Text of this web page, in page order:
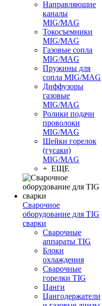
Направляющие
каналы
MIG/MAG
Токосъемники
MIG/MAG
Газовые сопла
MIG/MAG
Пружины для
сопла MIG/MAG
Диффузоры
газовые
MIG/MAG
Ролики подачи
проволоки
MIG/MAG
Шейки горелок
(гусаки)
MIG/MAG
+ ЕЩЕ
Сварочное
оборудование для TIG
сварки
Сварочные
аппараты TIG
Блоки
охлаждения
Сварочные
горелки TIG
Цанги
Цангодержатели